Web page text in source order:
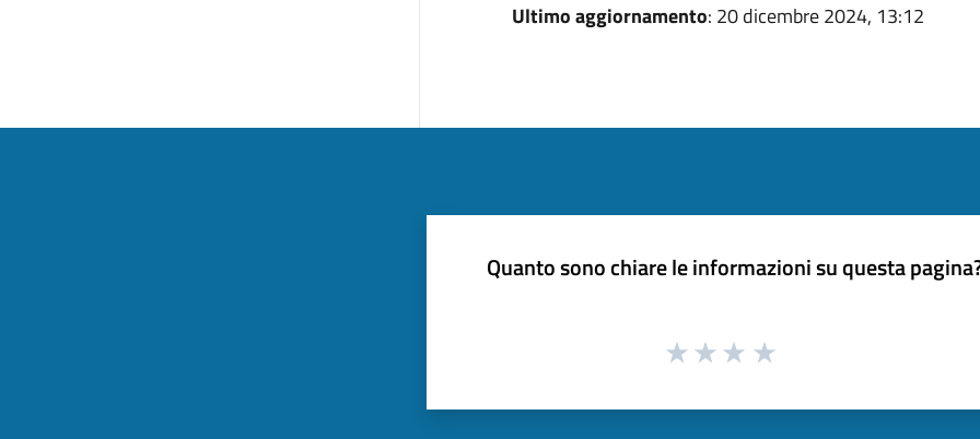
Ultimo aggiornamento: 20 dicembre 2024, 13:12
Quanto sono chiare le informazioni su questa